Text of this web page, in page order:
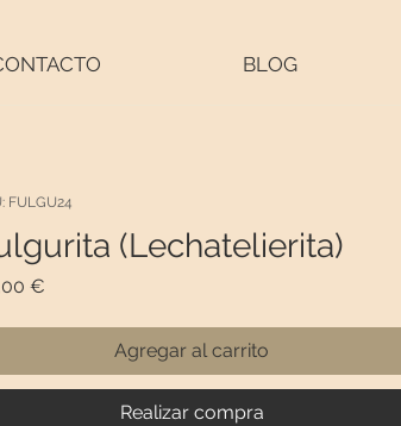
BLOG
FULGU24
(Lechatelierita)
€Precio
Agregar al carrito
Realizar compra